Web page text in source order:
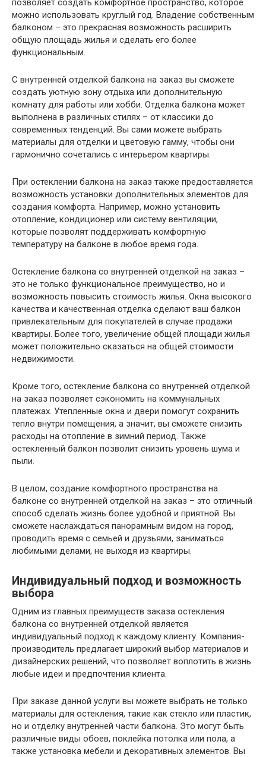
позволяет создать комфортное пространство, которое
можно использовать круглый год. Владение собственным
балконом – это прекрасная возможность расширить
общую площадь жилья и сделать его более
функциональным.
С внутренней отделкой балкона на заказ вы сможете
создать уютную зону отдыха или дополнительную
комнату для работы или хобби. Отделка балкона может
выполнена в различных стилях – от классики до
современных тенденций. Вы сами можете выбрать
материалы для отделки и цветовую гамму, чтобы они
гармонично сочетались с интерьером квартиры.
При остеклении балкона на заказ также предоставляется
возможность установки дополнительных элементов для
создания комфорта. Например, можно установить
отопление, кондиционер или систему вентиляции,
которые позволят поддерживать комфортную
температуру на балконе в любое время года.
Остекление балкона со внутренней отделкой на заказ –
это не только функциональное преимущество, но и
возможность повысить стоимость жилья. Окна высокого
качества и качественная отделка сделают ваш балкон
привлекательным для покупателей в случае продажи
квартиры. Более того, увеличение общей площади жилья
может положительно сказаться на общей стоимости
недвижимости.
Кроме того, остекление балкона со внутренней отделкой
на заказ позволяет сэкономить на коммунальных
платежах. Утепленные окна и двери помогут сохранить
тепло внутри помещения, а значит, вы сможете снизить
расходы на отопление в зимний период. Также
остекленный балкон позволит снизить уровень шума и
пыли.
В целом, создание комфортного пространства на
балконе со внутренней отделкой на заказ – это отличный
способ сделать жизнь более удобной и приятной. Вы
сможете наслаждаться панорамным видом на город,
проводить время с семьей и друзьями, заниматься
любимыми делами, не выходя из квартиры.
Индивидуальный подход и возможность
выбора
Одним из главных преимуществ заказа остекления
балкона со внутренней отделкой является
индивидуальный подход к каждому клиенту. Компания-
производитель предлагает широкий выбор материалов и
дизайнерских решений, что позволяет воплотить в жизнь
любые идеи и предпочтения клиента.
При заказе данной услуги вы можете выбрать не только
материалы для остекления, такие как стекло или пластик,
но и отделку внутренней части балкона. Это могут быть
различные виды обоев, поклейка потолка или пола, а
также установка мебели и декоративных элементов. Вы